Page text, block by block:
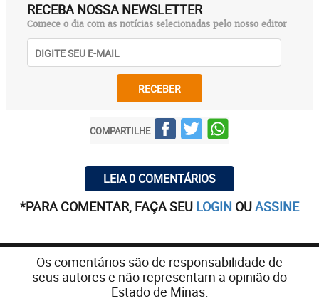
RECEBA NOSSA NEWSLETTER
Comece o dia com as notícias selecionadas pelo nosso editor
RECEBER
COMPARTILHE
LEIA 0 COMENTÁRIOS
*PARA COMENTAR, FAÇA SEU LOGIN OUASSINE
Os comentários são de responsabilidade de
seus autores e não representam a opinião do
Estado de Minas.